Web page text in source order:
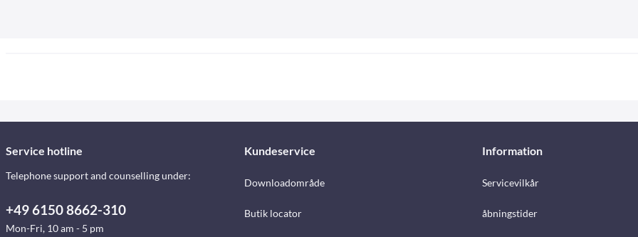
Service hotline
Telephone support and counselling under:
+49 6150 8662-310
Mon-Fri, 10 am - 5 pm
Kundeservice
Downloadområde
Butik locator
Information
Servicevilkår
åbningstider